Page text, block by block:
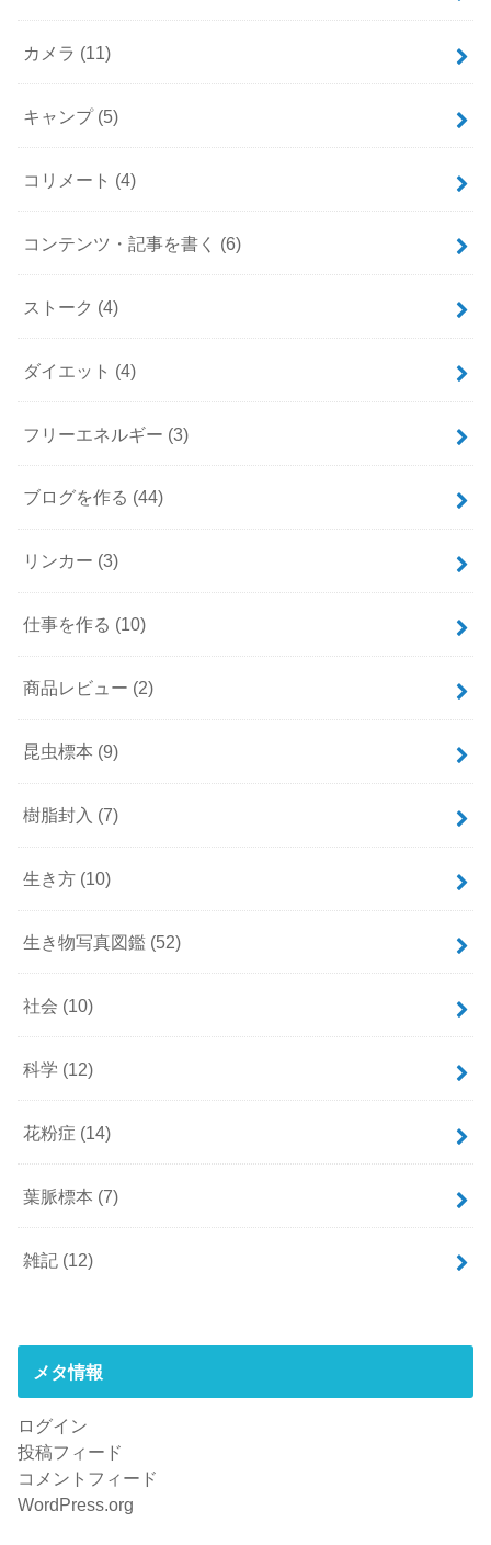
カメラ (11)
キャンプ (5)
コリメート (4)
コンテンツ・記事を書く (6)
ストーク (4)
ダイエット (4)
フリーエネルギー (3)
ブログを作る (44)
リンカー (3)
仕事を作る (10)
商品レビュー (2)
昆虫標本 (9)
樹脂封入 (7)
生き方 (10)
生き物写真図鑑 (52)
社会 (10)
科学 (12)
花粉症 (14)
葉脈標本 (7)
雑記 (12)
メタ情報
ログイン
投稿フィード
コメントフィード
WordPress.org